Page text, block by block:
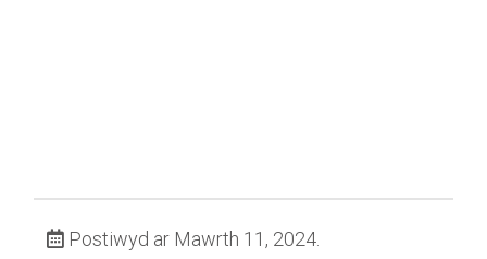
Postiwyd ar Mawrth 11, 2024.